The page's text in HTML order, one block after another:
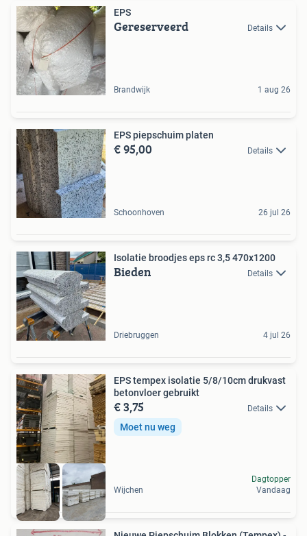
EPS
Gereserveerd Details
Brandwijk 1 aug 26
EPS piepschuim platen
€ 95,00 Details
Schoonhoven 26 jul 26
Isolatie broodjes eps rc 3,5 470x1200
Bieden Details
Driebruggen 4 jul 26
EPS tempex isolatie 5/8/10cm drukvast
betonvloer gebruikt
€ 3,75 Details
Moet nu weg
Wijchen
Dagtopper
Vandaag